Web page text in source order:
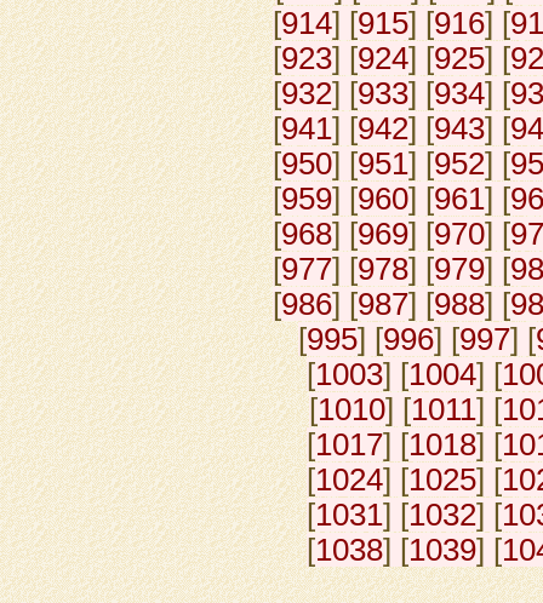
[914] [915] [916] [
[923] [924] [925] [
[932] [933] [934] [
[941] [942] [943] [
[950] [951] [952] [
[959] [960] [961] [
[968] [969] [970] [
[977] [978] [979] [
[986] [987] [988] [
[995] [996] [997] [
[1003] [1004] [
[1010] [1011] [
[1017] [1018] [
[1024] [1025] [
[1031] [1032] [
[1038] [1039] [